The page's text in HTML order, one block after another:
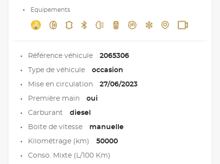
Equipements
Référence véhicule 2065306
Type de véhicule occasion
Mise en circulation 27/06/2023
Première main oui
Carburant diesel
Boite de vitesse manuelle
Kilométrage (km) 50000
Conso. Mixte (L/100 Km)